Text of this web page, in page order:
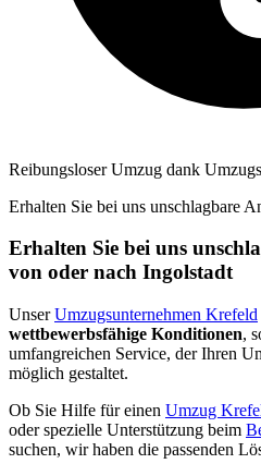
Reibungsloser Umzug dank
Erhalten Sie bei uns unschlagbare
Erhalten Sie bei uns
von oder nach Ingolstadt
UnserUmzugsunternehmen Krefeld
wettbewerbsfähige Konditionen,
umfangreichen Service, der Ihren
möglich gestaltet.
Ob Sie Hilfe für einen Umzug
oder spezielle Unterstützung beim
suchen, wir haben die passenden